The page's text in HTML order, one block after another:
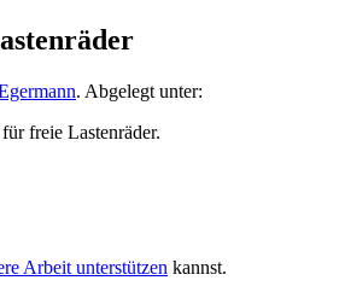
. Abgelegt unter:
freie Lastenräder.
Arbeit unterstützen kannst.